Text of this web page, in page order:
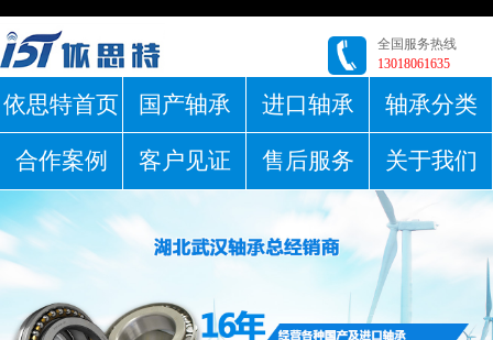
全国服务热线
13018061635
依思特首页 国产轴承 进口轴承 轴承分类
合作案例 客户见证 售后服务 关于我们